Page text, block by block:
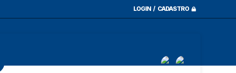
LOGIN / CADASTRO